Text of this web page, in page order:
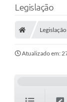
Legislação
Legislação
Atualizado em: